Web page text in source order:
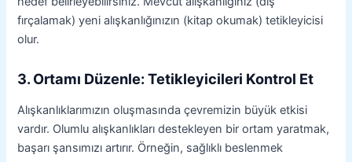
fırçalamak) yeni alışkanlığınızın (kitap okumak) tetikleyicisi
olur.
3. Ortamı Düzenle: Tetikleyicileri Kontrol Et
Alışkanlıklarımızın oluşmasında çevremizin büyük etkisi
vardır. Olumlu alışkanlıkları destekleyen bir ortam yaratmak,
başarı şansımızı artırır. Örneğin, sağlıklı beslenmek